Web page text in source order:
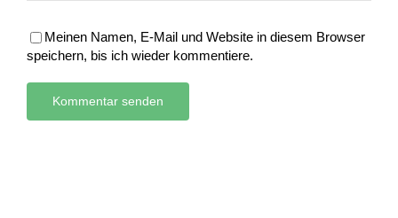
Meinen Namen, E-Mail und Website in diesem Browser
speichern, bis ich wieder kommentiere.